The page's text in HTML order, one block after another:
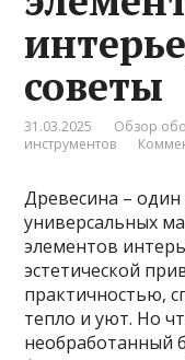
советы
31.03.2025
Обзор
инструментов
Древесина –
универсальных
элементов
эстетической
практичностью,
тепло и уют. Но
необработанный